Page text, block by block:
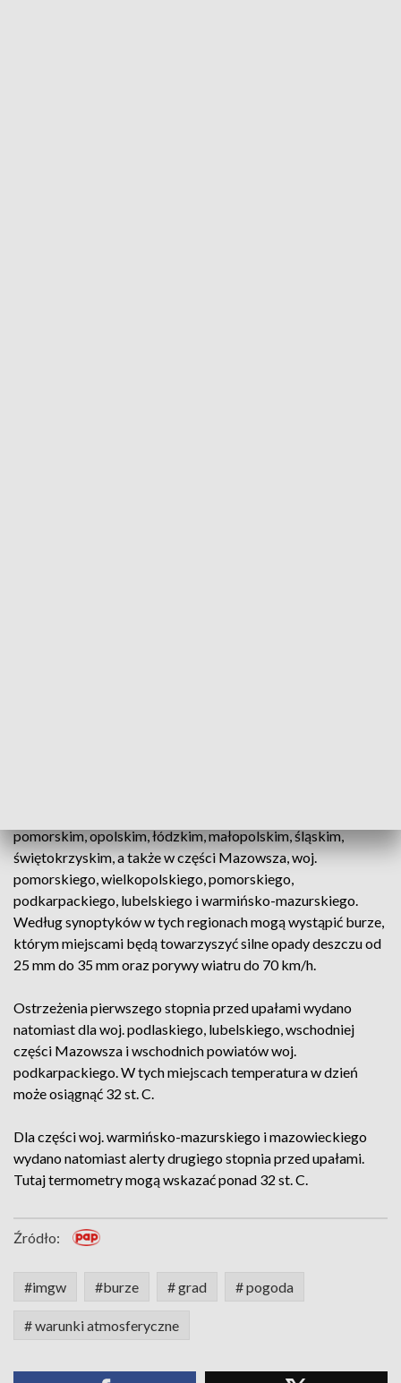
pomorskim, opolskim, łódzkim, małopolskim, śląskim,
świętokrzyskim, a także w części Mazowsza, woj.
pomorskiego, wielkopolskiego, pomorskiego,
podkarpackiego, lubelskiego i warmińsko-mazurskiego.
Według synoptyków w tych regionach mogą wystąpić burze,
którym miejscami będą towarzyszyć silne opady deszczu od
25 mm do 35 mm oraz porywy wiatru do 70 km/h.
Ostrzeżenia pierwszego stopnia przed upałami wydano
natomiast dla woj. podlaskiego, lubelskiego, wschodniej
części Mazowsza i wschodnich powiatów woj.
podkarpackiego. W tych miejscach temperatura w dzień
może osiągnąć 32 st. C.
Dla części woj. warmińsko-mazurskiego i mazowieckiego
wydano natomiast alerty drugiego stopnia przed upałami.
Tutaj termometry mogą wskazać ponad 32 st. C.
Źródło:
#imgw #burze # grad # pogoda
# warunki atmosferyczne